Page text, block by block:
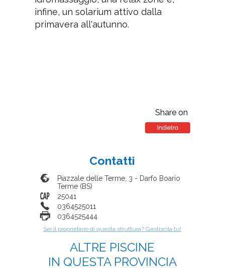
infine, un solarium attivo dalla
primavera all'autunno.
Share on
Contatti
Piazzale delle Terme, 3 - Darfo Boario
Terme(BS)
25041
0364525011
0364525444
Sei il proprietario di questa struttura? Gestiscila tu!
ALTRE PISCINE
IN QUESTA PROVINCIA